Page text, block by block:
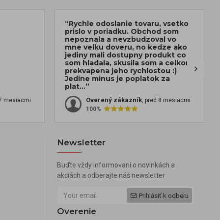
mesiacmi
“Rychle odoslanie tovaru, vsetko
prislo v poriadku. Obchod som
nepoznala a nevzbudzoval vo
mne velku doveru, no kedze ako
jediny mali dostupny produkt co
som hladala, skusila som a celkom
prekvapena jeho rychlostou :)
Jedine minus je poplatok za
plat...”
Overený zákazník, pred 8 mesiacmi
100%
Newsletter
Buďte vždy informovaní o novinkách a
akciách a odberajte náš newsletter
Prihlásiť k odberu
Overenie